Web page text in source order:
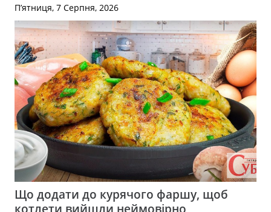
П’ятниця, 7 Серпня, 2026
Що додати до курячого фаршу, щоб